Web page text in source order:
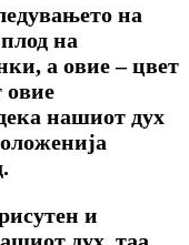
на
на
а овие – цвет
овие
нашиот дух
и
дух, таа